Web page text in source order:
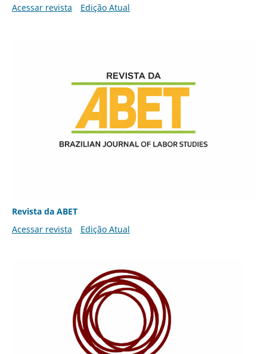
Acessar revista Edição Atual
Revista da ABET
Acessar revista
Edição Atual